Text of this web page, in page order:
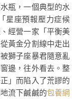
瓶，一個典型的水
星座預報壓力症候
經營一家「平衡美
黃金分割線中走出
獅子座暴君隨意亂
邊，往外看去。整
」而陷入了荒謬的
流下鹹鹹的包養網